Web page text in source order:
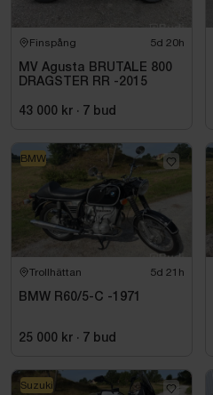
Finspång 5d 20h
MV Agusta BRUTALE 800
DRAGSTER RR -2015
43 000 kr · 7 bud
Trollhättan 5d 21h
BMW R60/5-C -1971
25 000 kr · 7 bud
BMW
Suzuki